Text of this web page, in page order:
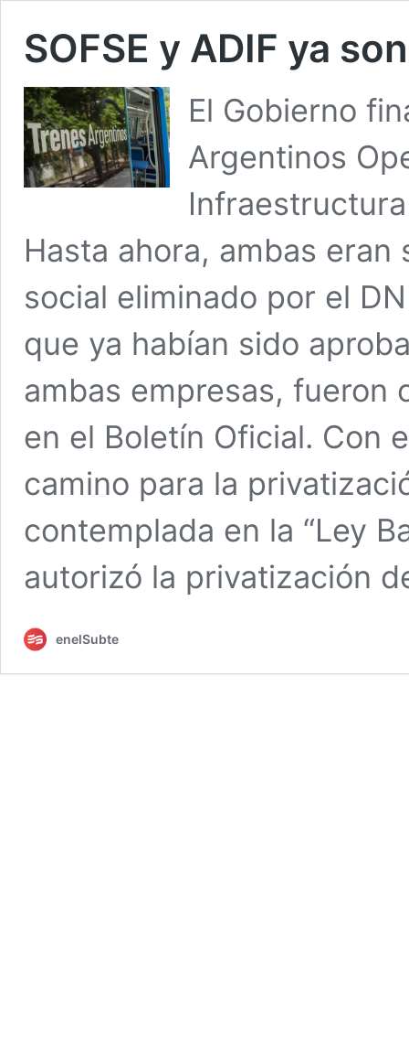
SOFSE y ADIF ya
El Gobierno
Argentinos
Hasta ahora, ambas
social eliminado por el
que ya habían sido
ambas empresas, fueron
en el Boletín Oficial. Con
camino para la
contemplada en la “Ley
autorizó la privatización
enelSubte